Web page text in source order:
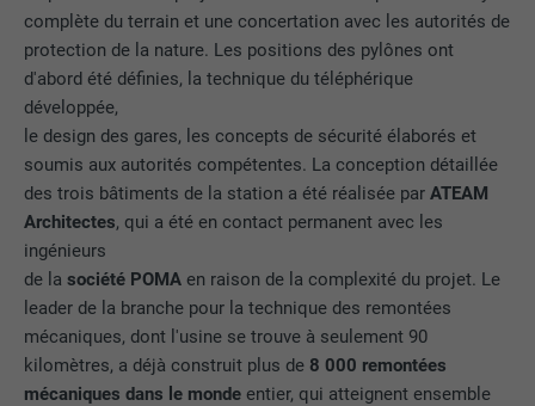
complète du terrain et une concertation avec les autorités de
protection de la nature. Les positions des pylônes ont
d'abord été définies, la technique du téléphérique
développée,
le design des gares, les concepts de sécurité élaborés et
soumis aux autorités compétentes. La conception détaillée
des trois bâtiments de la station a été réalisée parATEAM
Architectes, qui a été en contact permanent avec les
ingénieurs
de lasociété POMA en raison de la complexité du projet. Le
leader de la branche pour la technique des remontées
mécaniques, dont l'usine se trouve à seulement 90
kilomètres, a déjà construit plus de 8 000 remontées
mécaniques dans le monde entier, qui atteignent ensemble